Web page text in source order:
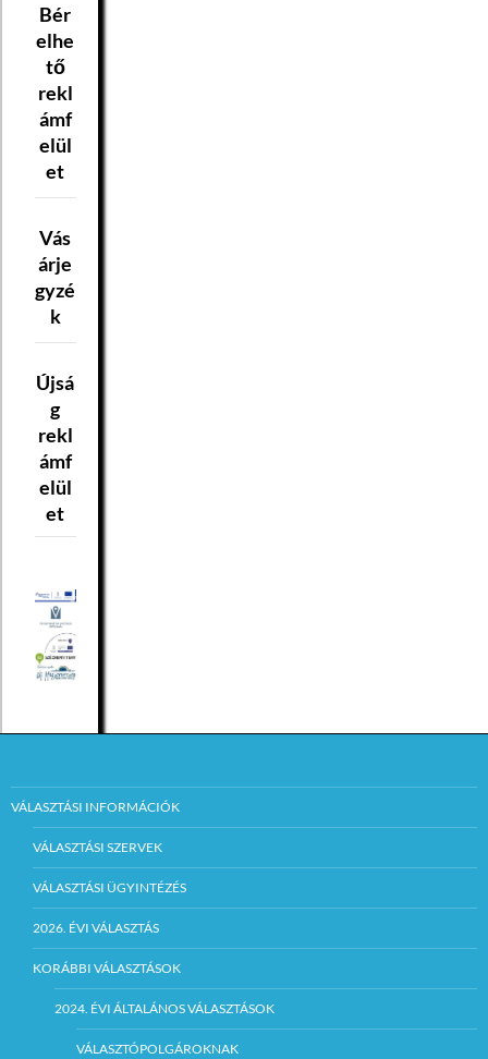
Bér
elhe
tő
rekl
ámf
elül
et
Vás
árje
gyzé
k
Újsá
g
rekl
ámf
elül
et
VÁLASZTÁSI INFORMÁCIÓK
VÁLASZTÁSI SZERVEK
VÁLASZTÁSI ÜGYINTÉZÉS
2026. ÉVI VÁLASZTÁS
KORÁBBI VÁLASZTÁSOK
2024. ÉVI ÁLTALÁNOS VÁLASZTÁSOK
VÁLASZTÓPOLGÁROKNAK